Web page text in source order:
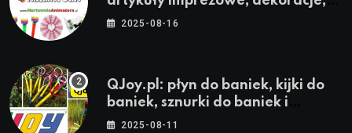
stroje i akcesoria dla animatorów
2025-08-16
QJoy.pl: płyn do baniek, kijki do
baniek, sznurki do baniek i
zestawy do baniek
2025-08-11